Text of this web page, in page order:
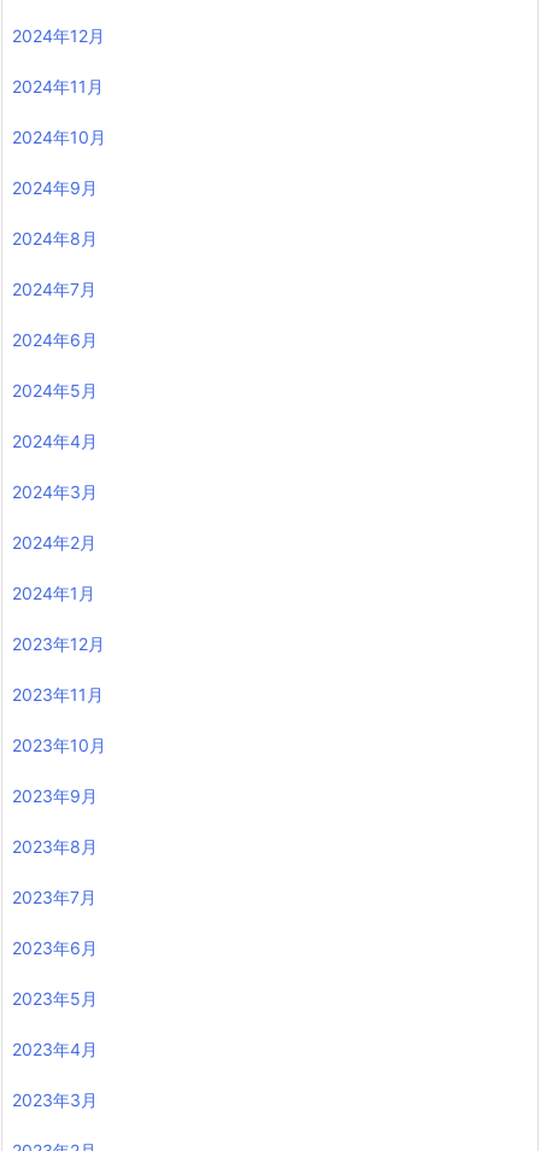
2024年12月
2024年11月
2024年10月
2024年9月
2024年8月
2024年7月
2024年6月
2024年5月
2024年4月
2024年3月
2024年2月
2024年1月
2023年12月
2023年11月
2023年10月
2023年9月
2023年8月
2023年7月
2023年6月
2023年5月
2023年4月
2023年3月